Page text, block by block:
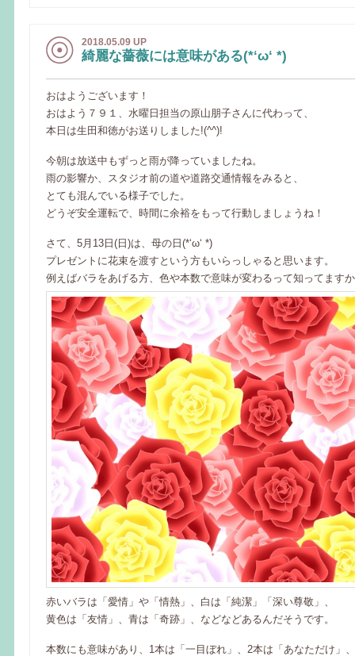
2018.05.09 UP
綺麗な薔薇には意味がある(*‘ω‘ *)
おはようございます！
おはよう７９１、水曜日担当の原山朋子さんに代わって、
本日は生田和徳がお送りしました!(^^)!
今朝は放送中もずっと雨が降っていましたね。
雨の影響か、スタジオ前の道や道路交通情報をみると、
とても混んでいる様子でした。
どうぞ安全運転で、時間に余裕をもって行動しましょうね！
さて、5月13日(日)は、母の日(*‘ω‘ *)
プレゼントに花束を渡すという方もいらっしゃると思います。
例えばバラをあげる方、色や本数で意味が変わるって知ってます
赤いバラは「愛情」や「情熱」、白は「純潔」「深い尊敬」、
黄色は「友情」、青は「奇跡」、などなどあるんだそうです。
本数にも意味があり、1本は「一目ぼれ」、2本は「あなただけ」、